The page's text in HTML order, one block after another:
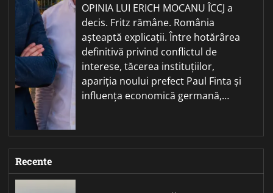
OPINIA LUI ERICH MOCANU ÎCCJ a
decis. Fritz rămâne. România
așteaptă explicații. Între hotărârea
definitivă privind conflictul de
interese, tăcerea instituțiilor,
apariția noului prefect Paul Finta și
influența economică germană,…
Recente